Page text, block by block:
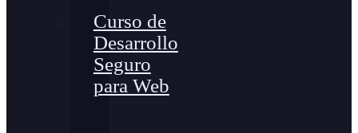
Curso de
Desarrollo
Seguro
para Web